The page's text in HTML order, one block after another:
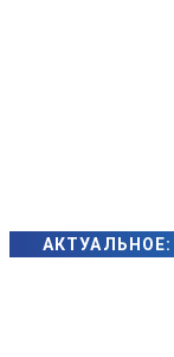
АКТУАЛЬНОЕ: